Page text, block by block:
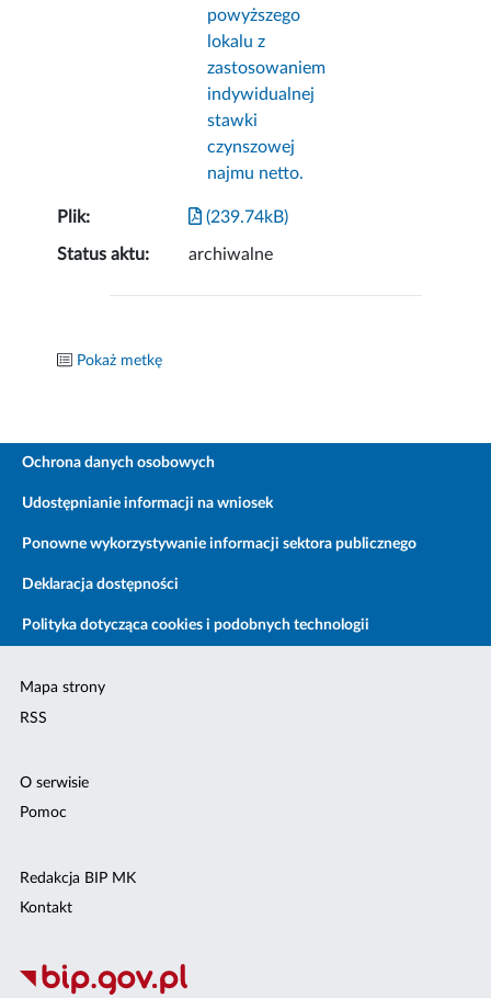
powyższego
lokalu z
zastosowaniem
indywidualnej
stawki
czynszowej
najmu netto.
Plik: (239.74kB)
Status aktu: archiwalne
Pokaż metkę
Ochrona danych osobowych
Udostępnianie informacji na wniosek
Ponowne wykorzystywanie informacji sektora publicznego
Deklaracja dostępności
Polityka dotycząca cookies i podobnych technologii
Mapa strony
RSS
O serwisie
Pomoc
Redakcja BIP MK
Kontakt